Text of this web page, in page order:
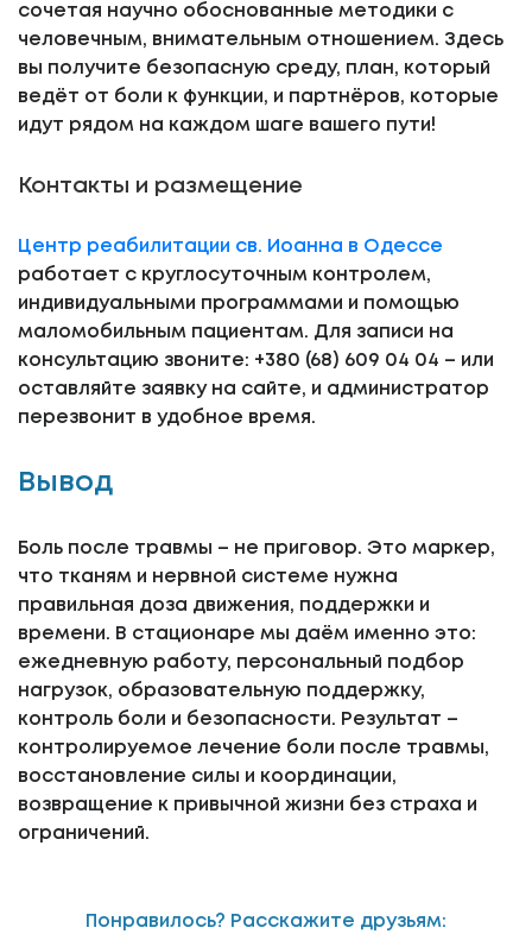
сочетая научно обоснованные методики с
человечным, внимательным отношением. Здесь
вы получите безопасную среду, план, который
ведёт от боли к функции, и партнёров, которые
идут рядом на каждом шаге вашего пути!
Контакты и размещение
Центр реабилитации св. Иоанна в Одессе
работает с круглосуточным контролем,
индивидуальными программами и помощью
маломобильным пациентам. Для записи на
консультацию звоните: +380 (68) 609 04 04 – или
оставляйте заявку на сайте, и администратор
перезвонит в удобное время.
Вывод
Боль после травмы – не приговор. Это маркер,
что тканям и нервной системе нужна
правильная доза движения, поддержки и
времени. В стационаре мы даём именно это:
ежедневную работу, персональный подбор
нагрузок, образовательную поддержку,
контроль боли и безопасности. Результат –
контролируемое лечение боли после травмы,
восстановление силы и координации,
возвращение к привычной жизни без страха и
ограничений.
Понравилось? Расскажите друзьям: